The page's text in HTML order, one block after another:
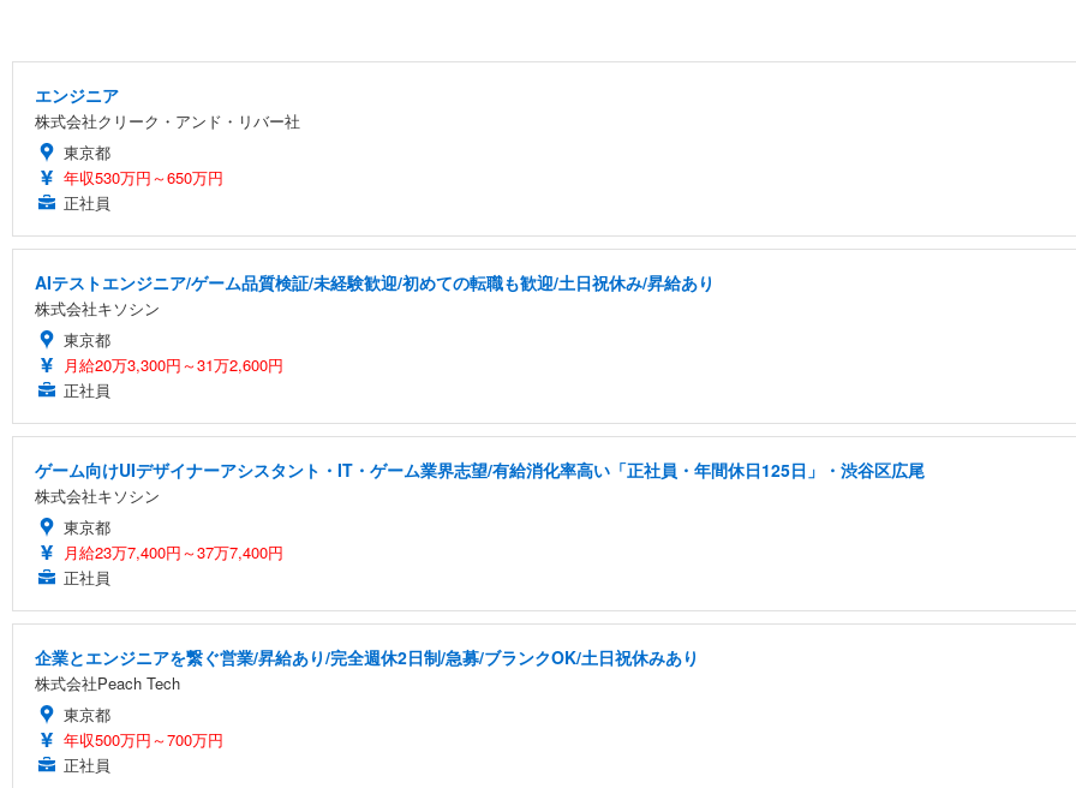
エンジニア
株式会社クリーク・アンド・リバー社
東京都
年収530万円～650万円
正社員
AIテストエンジニア/ゲーム品質検証/未経験歓迎/初めての転職も歓迎/土日祝休み/昇給あり
株式会社キソシン
東京都
月給20万3,300円～31万2,600円
正社員
ゲーム向けUIデザイナーアシスタント・IT・ゲーム業界志望/有給消化率高い「正社員・年間休日125日」・渋谷区広尾
株式会社キソシン
東京都
月給23万7,400円～37万7,400円
正社員
企業とエンジニアを繋ぐ営業/昇給あり/完全週休2日制/急募/ブランクOK/土日祝休みあり
株式会社Peach Tech
東京都
年収500万円～700万円
正社員